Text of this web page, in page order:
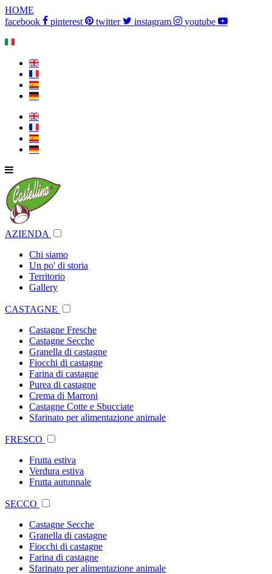
HOME
facebook
pinterest twitter instagram
youtube
🇮🇹
🇬🇧
🇫🇷
🇪🇸
🇩🇪
🇬🇧
🇫🇷
🇪🇸
🇩🇪
AZIENDA
Chi siamo
Un po' di storia
Territorio
Gallery
CASTAGNE
Castagne Fresche
Castagne Secche
Granella di castagne
Fiocchi di castagne
Farina di castagne
Purea di castagne
Crema di Marroni
Castagne Cotte e Sbucciate
Sfarinato per alimentazione animale
FRESCO
Frutta estiva
Verdura estiva
Frutta autunnale
SECCO
Castagne Secche
Granella di castagne
Fiocchi di castagne
Farina di castagne
Sfarinato per alimentazione animale